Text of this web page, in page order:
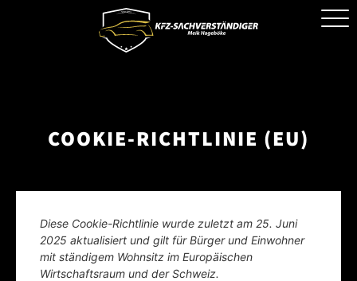
COOKIE-RICHTLINIE (EU)
Diese Cookie-Richtlinie wurde zuletzt am 25. Juni
2025 aktualisiert und gilt für Bürger und Einwohner
mit ständigem Wohnsitz im Europäischen
Wirtschaftsraum und der Schweiz.